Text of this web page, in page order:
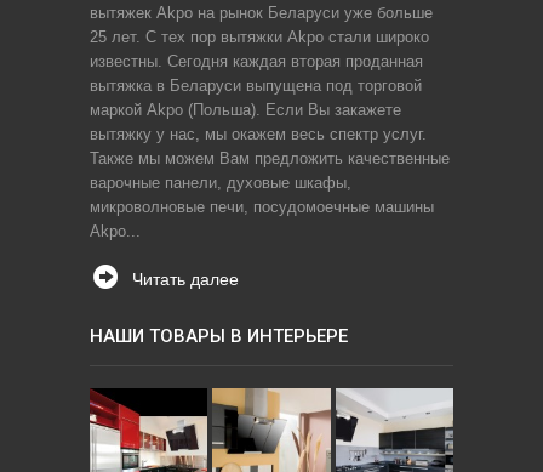
вытяжек Akpo на рынок Беларуси уже больше
25 лет. С тех пор вытяжки Akpo стали широко
известны. Сегодня каждая вторая проданная
вытяжка в Беларуси выпущена под торговой
маркой Akpo (Польша). Если Вы закажете
вытяжку у нас, мы окажем весь спектр услуг.
Также мы можем Вам предложить качественные
варочные панели, духовые шкафы,
микроволновые печи, посудомоечные машины
Akpo...
Читать далее
НАШИ ТОВАРЫ В ИНТЕРЬЕРЕ